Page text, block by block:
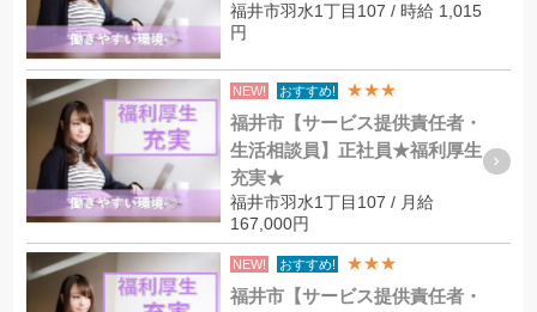
福井市羽水1丁目107 / 時給 1,015
円
NEW! おすすめ! ★★★
福井市【サービス提供責任者・
生活相談員】正社員★福利厚生
充実★
福井市羽水1丁目107 / 月給
167,000円
NEW! おすすめ! ★★★
福井市【サービス提供責任者・